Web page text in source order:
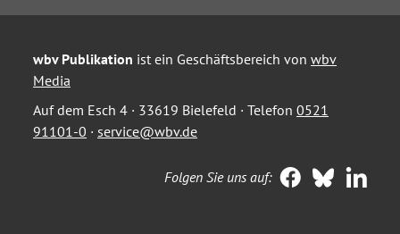
wbv Publikation ist ein Geschäftsbereich von wbv
Media
Auf dem Esch 4 · 33619 Bielefeld · Telefon 0521
91101-0 · service@wbv.de
Folgen Sie uns auf: